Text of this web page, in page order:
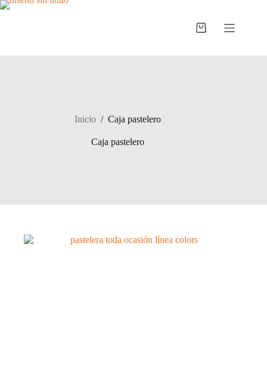
Saltar
Carro
Inicio / Caja pastelero
Caja pastelero